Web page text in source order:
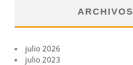
ARCHIVOS
julio 2026
julio 2023